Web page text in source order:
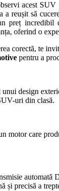
acest SUV
reușit să
preț incredibil
oferind o
corectă, te
pentru a
design
uri din clasă.
motor care
automată
și precisă a